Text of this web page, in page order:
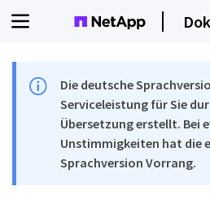
Die deutsche
Serviceleistung für Sie
Übersetzung erstellt. Bei
Unstimmigkeiten hat die
Sprachversion Vorrang.